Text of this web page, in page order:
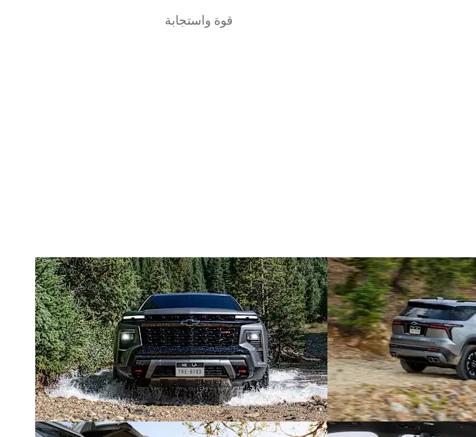
قوة واستجابة